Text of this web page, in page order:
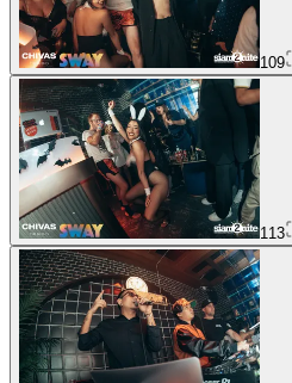
109
113